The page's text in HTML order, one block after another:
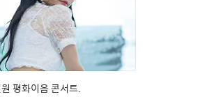
평화이음 콘서트.